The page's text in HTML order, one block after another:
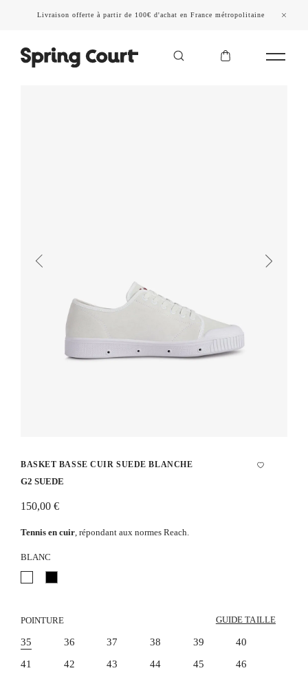
Livraison offerte à partir de 100€ d'achat en France métropolitaine
BASKET BASSE CUIR SUEDE BLANCHE
G2 SUEDE
150,00 €
Tennis en cuir , répondant aux normes Reach.
BLANC
POINTURE
35 36 37 38 39
40
41
42 43 44 45 46
GUIDE TAILLE